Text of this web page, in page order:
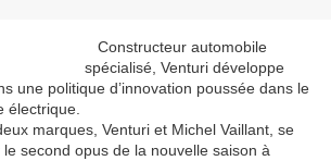
Constructeur automobile
spécialisé, Venturi développe
une politique d’innovation poussée dans le
électrique.
marques, Venturi et Michel Vaillant, se
second opus de la nouvelle saison à